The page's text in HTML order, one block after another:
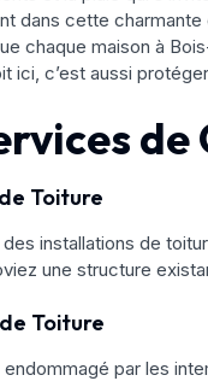
dans cette
chaque maison à
ici, c’est aussi
Toiture
installations de
une structure
Toiture
par les